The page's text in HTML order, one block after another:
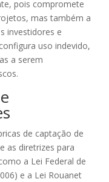
pois compromete
mas também a
investidores e
uso indevido,
a serem
de captação de
as diretrizes para
a Lei Federal de
e a Lei Rouanet